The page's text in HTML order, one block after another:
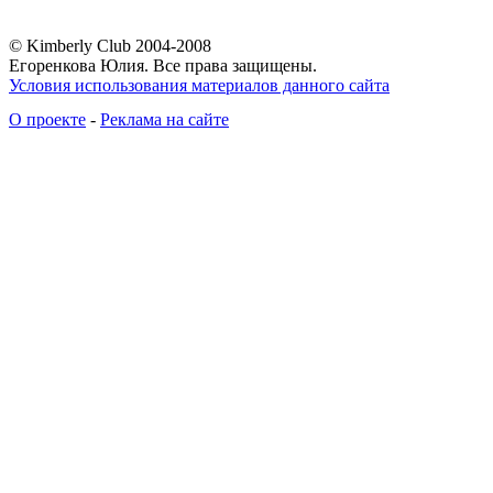
© Kimberly Club 2004-2008
Егоренкова Юлия. Все права защищены.
Условия использования материалов данного сайта
О проекте - Реклама на сайте